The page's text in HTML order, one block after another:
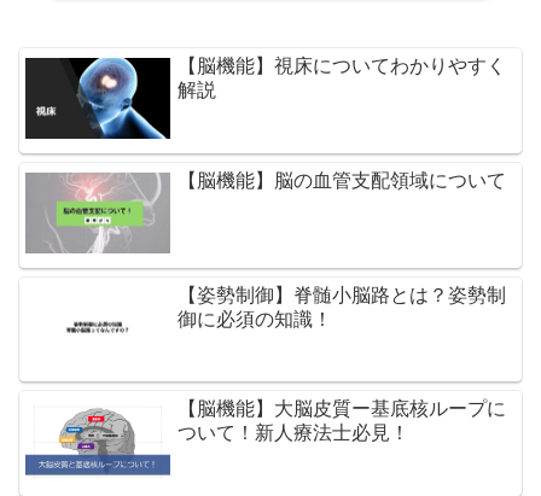
【脳機能】視床についてわかりやすく
解説
【脳機能】脳の血管支配領域について
【姿勢制御】脊髄小脳路とは？姿勢制
御に必須の知識！
【脳機能】大脳皮質ー基底核ループに
ついて！新人療法士必見！